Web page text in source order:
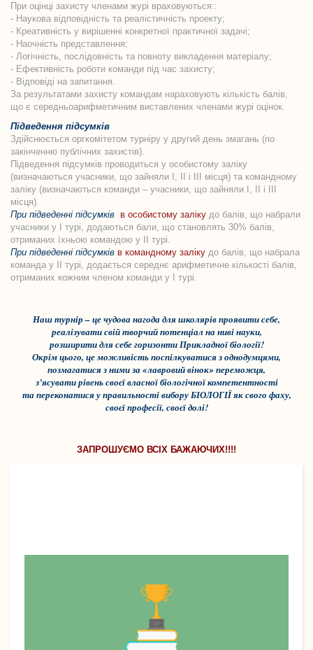
При оцінці захисту членами журі враховуються::
- Наукова відповідність та реалістичність проекту;
- Креативність у вирішенні конкретної практичної задачі;
- Наочність представлення;
- Логічність, послідовність та повноту викладення матеріалу;
- Ефективність роботи команди під час захисту;
- Відповіді на запитання.
За результатами захисту командам нараховують кількість балів,
що є середньоарифметичним виставлених членами журі оцінок.
Підведення підсумків
Здійснюється оргкомітетом турніру у другий день змагань (по
закінченню публічних захистів).
Підведення підсумків проводиться у особистому заліку
(визначаються учасники, що зайняли І, ІІ і ІІІ місця) та командному
заліку (визначаються команди – учасники, що зайняли І, ІІ і ІІІ
місця).
При підведенні підсумків в особистому заліку до балів, що набрали
учасники у І турі, додаються бали, що становлять 30% балів,
отриманих їхньою командою у ІІ турі.
При підведенні підсумків в командному заліку до балів, що набрала
команда у ІІ турі, додається середнє арифметичне кількості балів,
отриманих кожним членом команди у І турі.
Наш турнір – це чудова нагода для школярів проявити себе,
реалізувати свій творчий потенціал на ниві науки,
розширити для себе горизонти Прикладної біології!
Окрім цього, це можливість поспілкуватися з однодумцями,
позмагатися з ними за «лавровий вінок» переможця,
з’ясувати рівень своєї власної біологічної компетентності
та переконатися у правильності вибору БІОЛОГІЇ як свого фаху,
своєї професії, своєї долі!
ЗАПРОШУЄМО ВСІХ БАЖАЮЧИХ!!!!